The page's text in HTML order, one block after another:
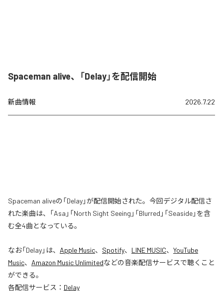
Spaceman alive、「Delay」を配信開始
新曲情報 2026.7.22
Spaceman aliveの「Delay」が配信開始された。今回デジタル配信さ
れた楽曲は、「Asa」「North Sight Seeing」「Blurred」「Seaside」を含
む全4曲となっている。
なお「Delay」は、 Apple Music、 Spotify、 LINE MUSIC、 YouTube
Music、 Amazon Music Unlimitedなどの音楽配信サービスで聴くこと
ができる。
各配信サービス： Delay